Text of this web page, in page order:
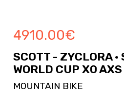
4910.00€
SCOTT - ZYCLORA ·
WORLD CUP X0 AXS
MOUNTAIN BIKE